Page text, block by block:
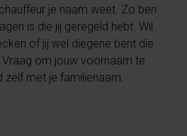
je naam weet. Zo ben
is die jij geregeld hebt. Wil
of jij wel diegene bent die
om jouw voornaam te
met je familienaam.